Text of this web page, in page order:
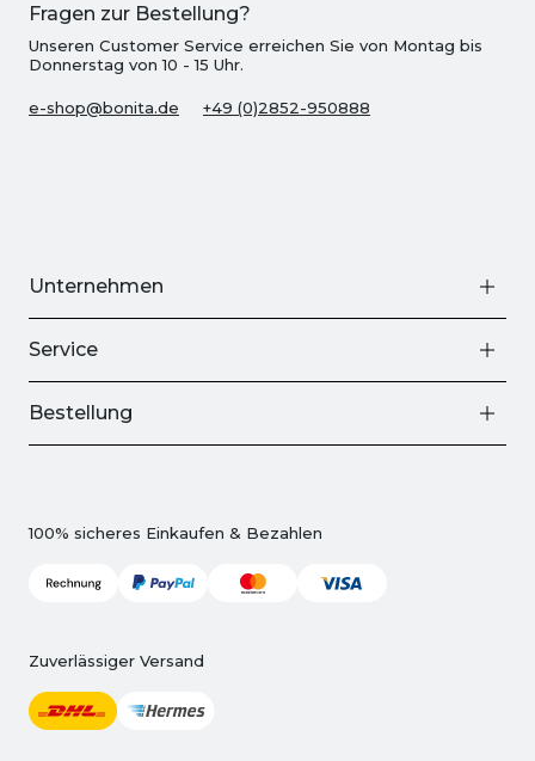
Fragen zur Bestellung?
Unseren Customer Service erreichen Sie von Montag bis
Donnerstag von 10 - 15 Uhr.
e-shop@bonita.de +49 (0)2852-950888
Unternehmen
Service
Bestellung
100% sicheres Einkaufen & Bezahlen
Zuverlässiger Versand